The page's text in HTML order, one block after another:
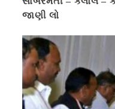
જાણી લો